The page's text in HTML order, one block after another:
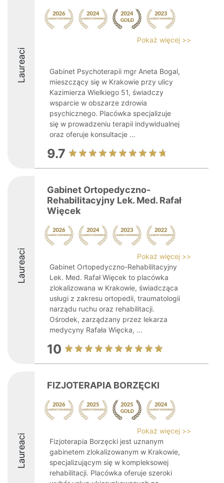
Laureaci
Pokaż więcej >>
Gabinet Psychoterapii mgr Aneta Bogal,
mieszczący się w Krakowie przy ulicy
Kazimierza Wielkiego 51, świadczy
wsparcie w obszarze zdrowia
psychicznego. Placówka specjalizuje
się w prowadzeniu terapii indywidualnej
oraz oferuje konsultacje ...
9.7
Laureaci
Gabinet Ortopedyczno-
Rehabilitacyjny Lek. Med. Rafał
Więcek
Pokaż więcej >>
Gabinet Ortopedyczno-Rehabilitacyjny
Lek. Med. Rafał Więcek to placówka
zlokalizowana w Krakowie, świadcząca
usługi z zakresu ortopedii, traumatologii
narządu ruchu oraz rehabilitacji.
Ośrodek, zarządzany przez lekarza
medycyny Rafała Więcka, ...
10
Laureaci
FIZJOTERAPIA BORZĘCKI
Pokaż więcej >>
Fizjoterapia Borzęcki jest uznanym
gabinetem zlokalizowanym w Krakowie,
specjalizującym się w kompleksowej
rehabilitacji. Placówka oferuje szeroki